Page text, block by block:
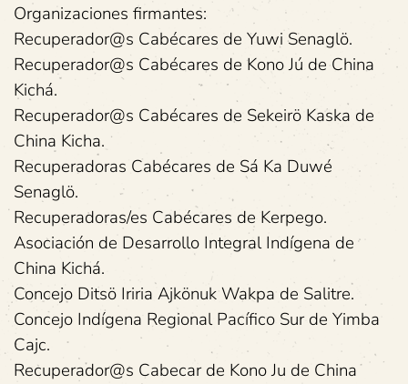
Organizaciones firmantes:
Recuperador@s Cabécares de Yuwi Senaglö.
Recuperador@s Cabécares de Kono Jú de China
Kichá.
Recuperador@s Cabécares de Sekeirö Kaska de
China Kicha.
Recuperadoras Cabécares de Sá Ka Duwé
Senaglö.
Recuperadoras/es Cabécares de Kerpego.
Asociación de Desarrollo Integral Indígena de
China Kichá.
Concejo Ditsö Iriria Ajkönuk Wakpa de Salitre.
Concejo Indígena Regional Pacífico Sur de Yimba
Cajc.
Recuperador@s Cabecar de Kono Ju de China